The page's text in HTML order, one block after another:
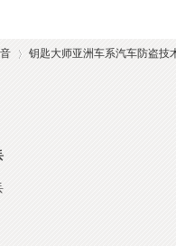
钥匙大师亚洲车系汽车防盗技